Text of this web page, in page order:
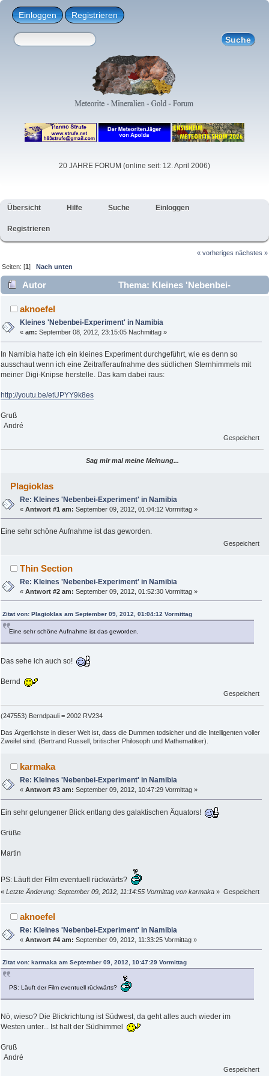
Einloggen Registrieren
20 JAHRE FORUM (online seit: 12. April 2006)
Übersicht Hilfe Suche Einloggen
Registrieren
« vorheriges nächstes »
Seiten: [1]Nach unten
Autor
Thema: Kleines 'Nebenbei-
Experiment' in Namibia (Gelesen 3404 mal)
aknoefel
Kleines 'Nebenbei-Experiment' in Namibia
«am: September 08, 2012, 23:15:05 Nachmittag »
In Namibia hatte ich ein kleines Experiment durchgeführt, wie es denn so
ausschaut wenn ich eine Zeitrafferaufnahme des südlichen Sternhimmels mit
meiner Digi-Knipse herstelle. Das kam dabei raus:
http://youtu.be/etUPYY9k8es
Gruß
André
Gespeichert
Sag mir mal meine Meinung...
Plagioklas
Re: Kleines 'Nebenbei-Experiment' in Namibia
«Antwort #1 am: September 09, 2012, 01:04:12 Vormittag »
Eine sehr schöne Aufnahme ist das geworden.
Gespeichert
Thin Section
Re: Kleines 'Nebenbei-Experiment' in Namibia
«Antwort #2 am: September 09, 2012, 01:52:30 Vormittag »
Zitat von: Plagioklas am September 09, 2012, 01:04:12 Vormittag
Eine sehr schöne Aufnahme ist das geworden.
Das sehe ich auch so!
Bernd
Gespeichert
(247553) Berndpauli = 2002 RV234
Das Ärgerlichste in dieser Welt ist, dass die Dummen todsicher und die Intelligenten voller
Zweifel sind. (Bertrand Russell, britischer Philosoph und Mathematiker).
karmaka
Re: Kleines 'Nebenbei-Experiment' in Namibia
«Antwort #3 am: September 09, 2012, 10:47:29 Vormittag »
Ein sehr gelungener Blick entlang des galaktischen Äquators!
Grüße
Martin
PS: Läuft der Film eventuell rückwärts?
« Letzte Änderung: September 09, 2012, 11:14:55 Vormittag von karmaka » Gespeichert
aknoefel
Re: Kleines 'Nebenbei-Experiment' in Namibia
«Antwort #4 am: September 09, 2012, 11:33:25 Vormittag »
Zitat von: karmaka am September 09, 2012, 10:47:29 Vormittag
PS: Läuft der Film eventuell rückwärts?
Nö, wieso? Die Blickrichtung ist Südwest, da geht alles auch wieder im
Westen unter... Ist halt der Südhimmel
Gruß
André
Gespeichert